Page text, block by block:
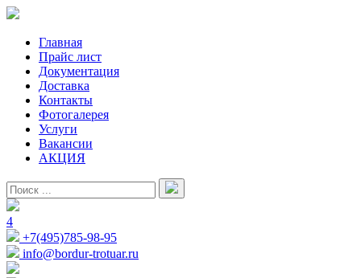
Главная
Прайс лист
Документация
Доставка
Контакты
Фотогалерея
Услуги
Вакансии
АКЦИЯ
4
+7(495)785-98-95
info@bordur-trotuar.ru